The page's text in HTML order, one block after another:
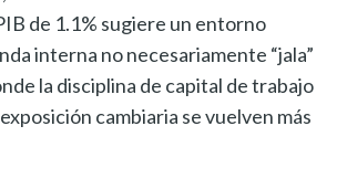
de 1.1% sugiere un entorno
interna no necesariamente “jala”
la disciplina de capital de trabajo
cambiaria se vuelven más